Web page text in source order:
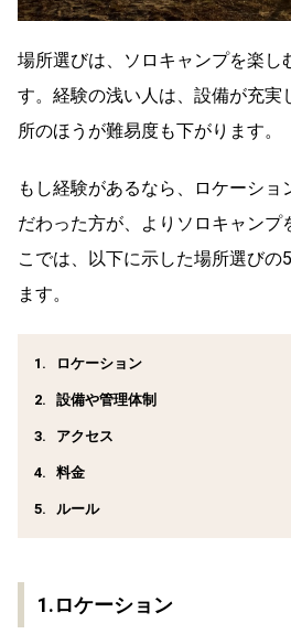
場所選びは、ソロキャンプを楽し
す。経験の浅い人は、設備が充実
所のほうが難易度も下がります。
もし経験があるなら、ロケーショ
だわった方が、よりソロキャンプ
こでは、以下に示した場所選びの
ます。
ロケーション
設備や管理体制
アクセス
料金
ルール
1.ロケーション